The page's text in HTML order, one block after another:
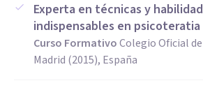
Experta en técnicas y
indispensables en psicoteratia
Curso FormativoColegio Oficial
Madrid (2015), España